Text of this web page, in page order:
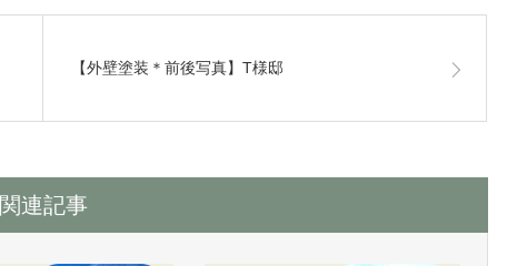
【外壁塗装＊前後写真】T様邸
関連記事